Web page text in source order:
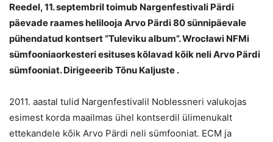
Reedel, 11. septembril toimub Nargenfestivali Pärdi
päevade raames helilooja Arvo Pärdi 80 sünnipäevale
pühendatud kontsert “Tuleviku album”.Wrocławi NFMi
sümfooniaorkesteri esituses kõlavad kõik neli Arvo Pärdi
sümfooniat. Dirigeeerib Tõnu Kaljuste .
2011. aastal tulid Nargenfestivalil Noblessneri valukojas
esimest korda maailmas ühel kontserdil ülimenukalt
ettekandele kõik Arvo Pärdi neli sümfooniat. ECM ja